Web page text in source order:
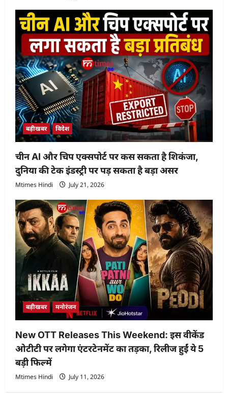
बड़ीखबर विदेश
चीन AI और चिप एक्सपोर्ट पर कस सकता है शिकंजा,
दुनिया की टेक इंडस्ट्री पर पड़ सकता है बड़ा असर
Mtimes Hindi July 21, 2026
बड़ीखबर मनोरंजन
New OTT Releases This Weekend: इस वीकेंड
ओटीटी पर लगेगा एंटरटेनमेंट का तड़का, रिलीज हुईं ये 5
बड़ी फिल्में
Mtimes Hindi July 11, 2026